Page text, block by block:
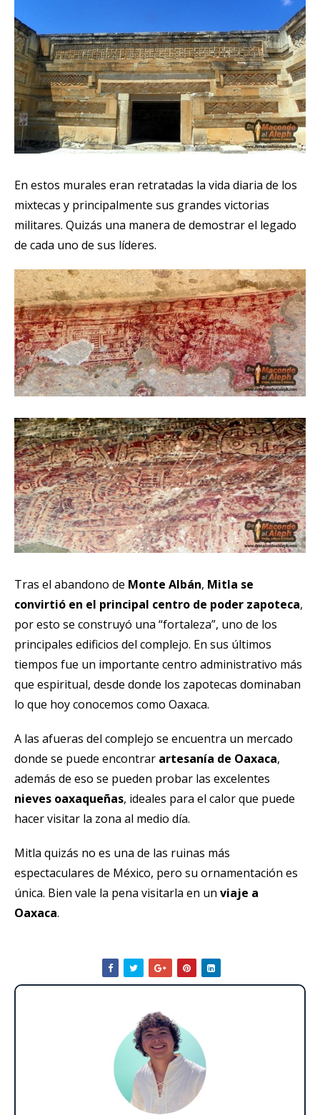
En estos murales eran retratadas la vida diaria de los
mixtecas y principalmente sus grandes victorias
militares. Quizás una manera de demostrar el legado
de cada uno de sus líderes.
Tras el abandono de Monte Albán, Mitla se
convirtió en el principal centro de poder zapoteca,
por esto se construyó una “fortaleza”, uno de los
principales edificios del complejo. En sus últimos
tiempos fue un importante centro administrativo más
que espiritual, desde donde los zapotecas dominaban
lo que hoy conocemos como Oaxaca.
A las afueras del complejo se encuentra un mercado
donde se puede encontrar artesanía de Oaxaca,
además de eso se pueden probar las excelentes
nieves oaxaqueñas, ideales para el calor que puede
hacer visitar la zona al medio día.
Mitla quizás no es una de las ruinas más
espectaculares de México, pero su ornamentación es
única. Bien vale la pena visitarla en un viaje a
Oaxaca.